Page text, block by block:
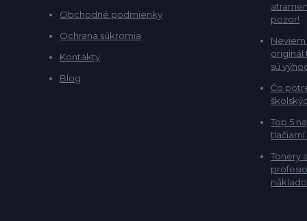
Obchodné podmienky
Ochrana súkromia
Kontakty
Blog
pozor!
originál
sú
Čo
Top 5
Tonery